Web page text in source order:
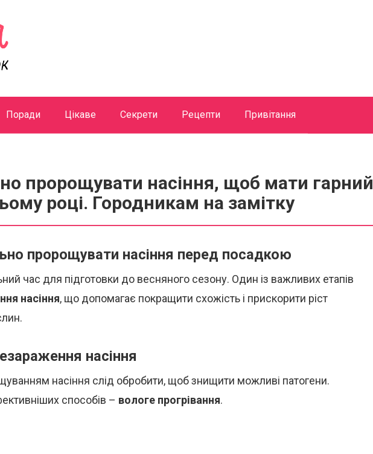
Поради Цікаве Секрети Рецепти Привітання
пророщувати насіння, щоб мати гарний
році. Городникам на замітку
пророщувати насіння перед посадкою
час для підготовки до весняного сезону. Один із важливих етапів
насіння, що допомагає покращити схожість і прискорити ріст
насіння
насіння слід обробити, щоб знищити можливі патогени.
способів – вологе прогрівання.